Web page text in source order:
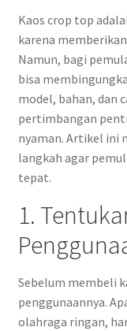
Kaos crop top
karena
Namun, bagi
bisa
model, bahan, dan
pertimbangan
nyaman. Artikel ini
langkah agar
tepat.
1.
Sebelum membeli
penggunaannya.
olahraga ringan,